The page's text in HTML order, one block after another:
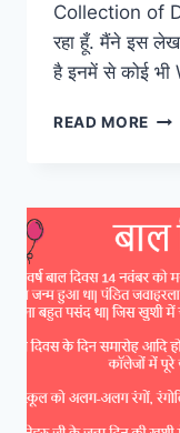
Collection of
रहा हूँ. मैंने इस
है इनमें से कोई
READ MORE
करें
अपने
को
विश
इन